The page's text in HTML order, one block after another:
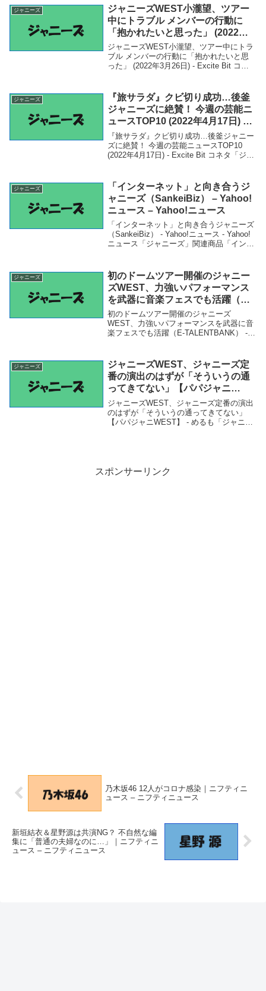
と一緒なら行かせていただきます」 -
goo...
ジャニーズ
ジャニーズWEST小瀧望、ツアー
中にトラブル メンバーの行動に
「抱かれたいと思った」 (2022年3
月26日) – Excite Bit コネタ
ジャニーズWEST小瀧望、ツアー中にトラ
ブル メンバーの行動に「抱かれたいと思
った」 (2022年3月26日) - Excite Bit コネ
ーの行動に「抱かれたい...
ジャニーズ
『旅サラダ』クビ切り成功…後釜
ジャニーズに絶賛！ 今週の芸能ニ
ュースTOP10 (2022年4月17日) –
Excite Bit コネタ
『旅サラダ』クビ切り成功…後釜ジャニー
ズに絶賛！ 今週の芸能ニュースTOP10
(2022年4月17日) - Excite Bit コネタ「ジャ
ニュースTOP10 ...
ジャニーズ
「インターネット」と向き合うジ
ャニーズ（SankeiBiz） – Yahoo!
ニュース – Yahoo!ニュース
「インターネット」と向き合うジャニーズ
（SankeiBiz） - Yahoo!ニュース - Yahoo!
ニュース「ジャニーズ」関連商品「インタ
ニ...
ジャニーズ
初のドームツアー開催のジャニー
ズWEST、力強いパフォーマンス
を武器に音楽フェスでも活躍（E-
TALENTBANK） – Yahoo!ニュー
ス – Yahoo!ニュース
初のドームツアー開催のジャニーズ
WEST、力強いパフォーマンスを武器に音
楽フェスでも活躍（E-TALENTBANK） -
ャニーズWEST、力強いパ...
ジャニーズ
ジャニーズWEST、ジャニーズ定
番の演出のはずが「そういうの通
ってきてない」【パパジャニ
WEST】 – めるも
ジャニーズWEST、ジャニーズ定番の演出
のはずが「そういうの通ってきてない」
【パパジャニWEST】 - めるも「ジャニー
スポンサーリンク
乃木坂46 12人がコロナ感染｜ニフティニ
ュース – ニフティニュース
新垣結衣＆星野源は共演NG？ 不自然な編
集に「普通の夫婦なのに…」｜ニフティニ
ュース – ニフティニュース